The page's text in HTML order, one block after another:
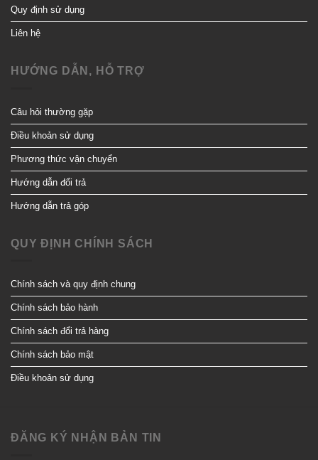
Quy định sử dụng
Liên hệ
HƯỚNG DẪN, HỖ TRỢ
Câu hỏi thường gặp
Điều khoản sử dụng
Phương thức vận chuyển
Hướng dẫn đổi trả
Hướng dẫn trả góp
QUY ĐỊNH CHÍNH SÁCH
Chính sách và quy định chung
Chính sách bảo hành
Chính sách đổi trả hàng
Chính sách bảo mật
Điều khoản sử dụng
ĐĂNG KÝ NHẬN BẢN TIN